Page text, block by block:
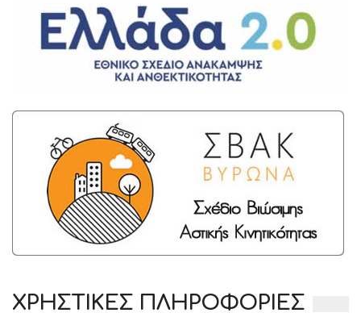
ΧΡΗΣΤΙΚΕΣ ΠΛΗΡΟΦΟΡΙΕΣ